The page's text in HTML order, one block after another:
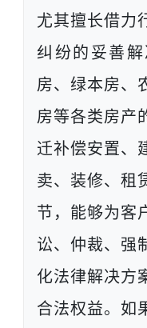
尤其擅长借力
纠纷的妥善
房、绿本房、
房等各类房产
迁补偿安置、
卖、装修、租
节，能够为客
讼、仲裁、强
化法律解决方
合法权益。如